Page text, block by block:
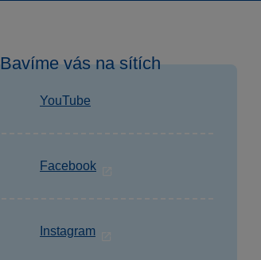
Bavíme vás na sítích
YouTube
Facebook
Instagram